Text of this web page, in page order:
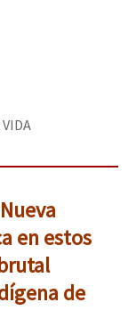
en estos
de